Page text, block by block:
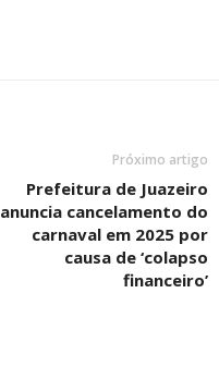
Próximo artigo
Prefeitura de Juazeiro
anuncia cancelamento do
carnaval em 2025 por
causa de ‘colapso
financeiro’